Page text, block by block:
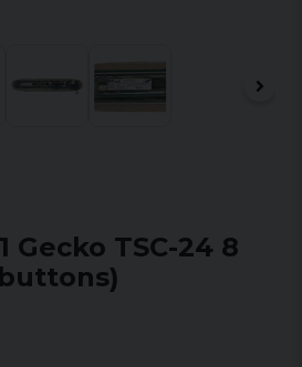
Gecko TSC-24 8